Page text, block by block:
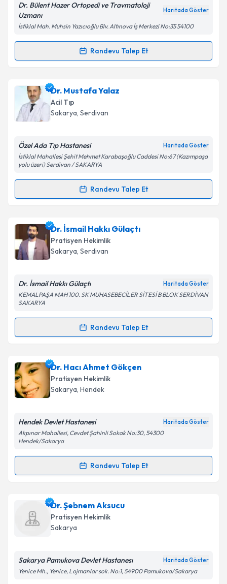
Kişisel verilerimin işlenmesine ilişkin
Metni'ni okudum ve kişisel verilerimin belirtilen
kapsamda işlenmesini kabul ediyorum.
Dr. Bülent Hazer Ortopedi ve Travmatoloji
Uzmanı
Haritada Göster
İstiklal Mah. Muhsin Yazıcıoğlu Blv. Altınova İş Merkezi No:35 54100
Randevu Talep Et
Randevu Takvimi Talebi
Op. Dr. Bülent Hazeriçin randevu takvimi talebi
oluşturun. Size bu uzmandan randevu almanız için bir
takvim hazırlandığında e-posta ile bilgilendireceğiz.
Kişisel verilerimin işlenmesine ilişkinAydınlatma
'ni okudum ve kişisel verilerimin belirtilen
kapsamda işlenmesini kabul ediyorum.
Takvim Talebini Gönder
Dr. Mustafa Yalaz
Acil Tıp
Sakarya, Serdivan
Özel Ada Tıp Hastanesi Haritada Göster
İstiklal Mahallesi Şehit Mehmet Karabaşoğlu Caddesi No:67 (Kazımpaşa
yolu üzeri) Serdivan / SAKARYA
Randevu Talep Et
Randevu Takvimi Talebi
Dr. Mustafa Yalaziçin randevu takvimi talebi
oluşturun. Size bu uzmandan randevu almanız için bir
takvim hazırlandığında e-posta ile bilgilendireceğiz.
Kişisel verilerimin işlenmesine ilişkinAydınlatma
'ni okudum ve kişisel verilerimin belirtilen
kapsamda işlenmesini kabul ediyorum.
Takvim Talebini Gönder
Dr. İsmail Hakkı Gülaçtı
Pratisyen Hekimlik
Sakarya, Serdivan
Dr. İsmail Hakkı Gülaçtı Haritada Göster
KEMALPAŞA MAH 100. SK MUHASEBECİLER SİTESİ B BLOK SERDİVAN
SAKARYA
Randevu Talep Et
Randevu Takvimi Talebi
Dr. İsmail Hakkı Gülaçtıiçin randevu takvimi talebi
oluşturun. Size bu uzmandan randevu almanız için bir
takvim hazırlandığında e-posta ile bilgilendireceğiz.
Kişisel verilerimin işlenmesine ilişkinAydınlatma
'ni okudum ve kişisel verilerimin belirtilen
kapsamda işlenmesini kabul ediyorum.
Takvim Talebini Gönder
Dr. Hacı Ahmet Gökçen
Pratisyen Hekimlik
Sakarya, Hendek
Hendek Devlet Hastanesi Haritada Göster
Akpınar Mahallesi, Cevdet Şahinli Sokak No:30, 54300
Hendek/Sakarya
Randevu Talep Et
Randevu Takvimi Talebi
Dr. Hacı Ahmet Gökçeniçin randevu takvimi talebi
oluşturun. Size bu uzmandan randevu almanız için bir
takvim hazırlandığında e-posta ile bilgilendireceğiz.
Dr. Şebnem Aksucu
Pratisyen Hekimlik
Sakarya
Sakarya Pamukova Devlet Hastanesı Haritada Göster
Yenice Mh., Yenice, Lojmanlar sok. No:1, 54900 Pamukova/Sakarya